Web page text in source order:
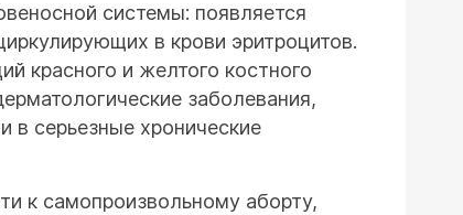
системы: появляется
в крови эритроцитов.
красного и желтого костного
заболевания,
в серьезные хронические
к самопроизвольному аборту,